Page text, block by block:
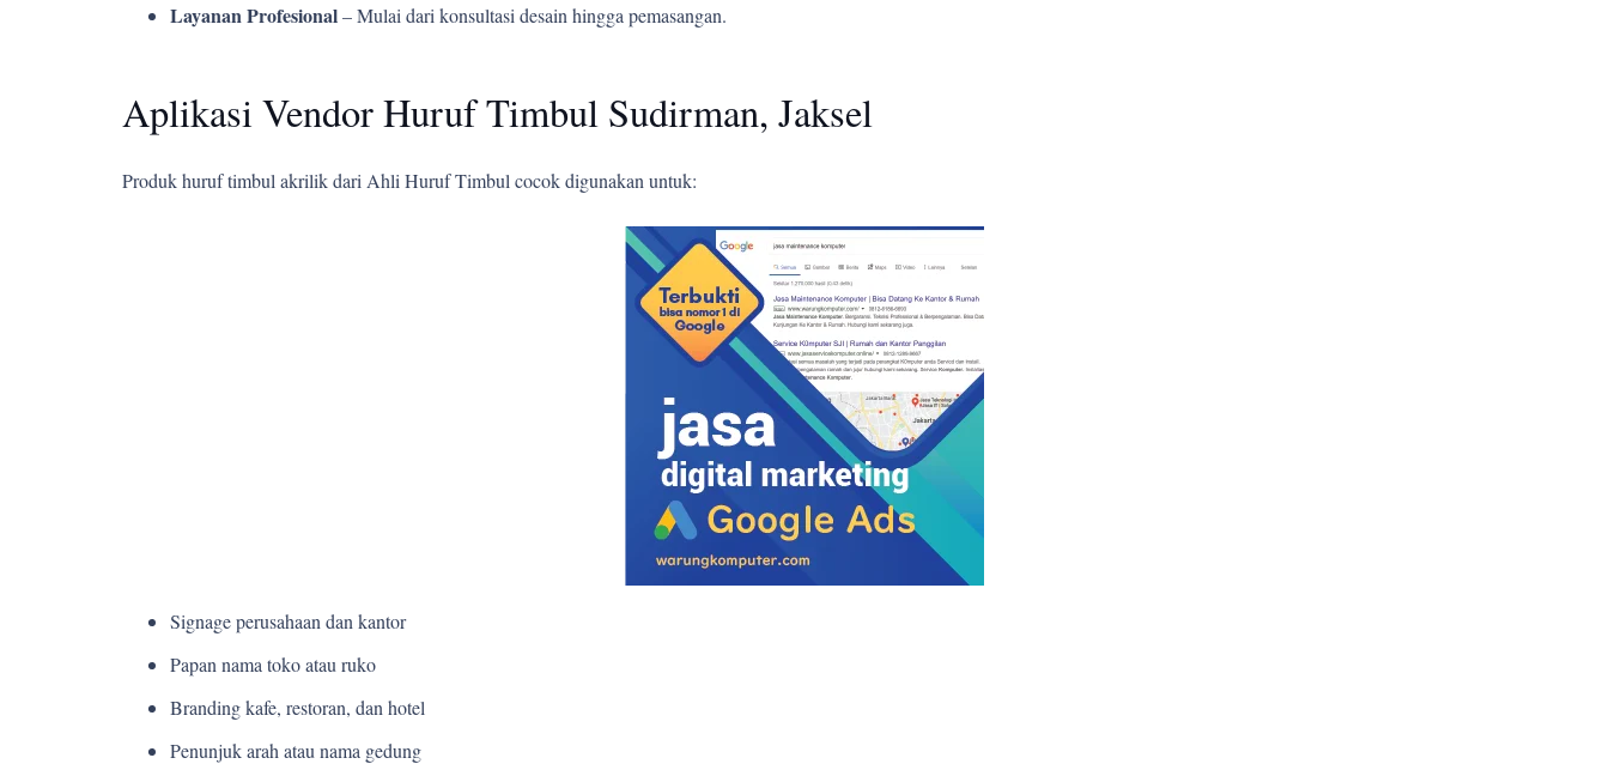
Layanan Profesional– Mulai dari konsultasi desain hingga pemasangan.
Aplikasi Vendor Huruf Timbul Sudirman, Jaksel
Produk huruf timbul akrilik dari Ahli Huruf Timbul cocok digunakan untuk:
Signage perusahaan dan kantor
Papan nama toko atau ruko
Branding kafe, restoran, dan hotel
Penunjuk arah atau nama gedung